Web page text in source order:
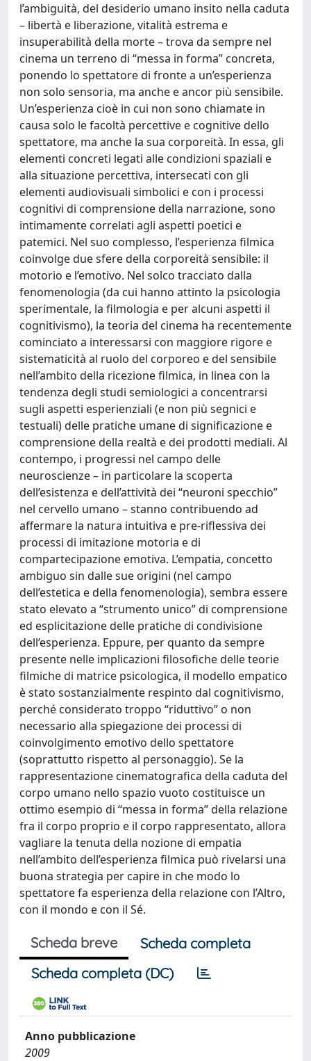
l’ambiguità, del desiderio umano insito nella caduta
– libertà e liberazione, vitalità estrema e
insuperabilità della morte – trova da sempre nel
cinema un terreno di “messa in forma” concreta,
ponendo lo spettatore di fronte a un’esperienza
non solo sensoria, ma anche e ancor più sensibile.
Un’esperienza cioè in cui non sono chiamate in
causa solo le facoltà percettive e cognitive dello
spettatore, ma anche la sua corporeità. In essa, gli
elementi concreti legati alle condizioni spaziali e
alla situazione percettiva, intersecati con gli
elementi audiovisuali simbolici e con i processi
cognitivi di comprensione della narrazione, sono
intimamente correlati agli aspetti poetici e
patemici. Nel suo complesso, l’esperienza filmica
coinvolge due sfere della corporeità sensibile: il
motorio e l’emotivo. Nel solco tracciato dalla
fenomenologia (da cui hanno attinto la psicologia
sperimentale, la filmologia e per alcuni aspetti il
cognitivismo), la teoria del cinema ha recentemente
cominciato a interessarsi con maggiore rigore e
sistematicità al ruolo del corporeo e del sensibile
nell’ambito della ricezione filmica, in linea con la
tendenza degli studi semiologici a concentrarsi
sugli aspetti esperienziali (e non più segnici e
testuali) delle pratiche umane di significazione e
comprensione della realtà e dei prodotti mediali. Al
contempo, i progressi nel campo delle
neuroscienze – in particolare la scoperta
dell’esistenza e dell’attività dei “neuroni specchio”
nel cervello umano – stanno contribuendo ad
affermare la natura intuitiva e pre-riflessiva dei
processi di imitazione motoria e di
compartecipazione emotiva. L’empatia, concetto
ambiguo sin dalle sue origini (nel campo
dell’estetica e della fenomenologia), sembra essere
stato elevato a “strumento unico” di comprensione
ed esplicitazione delle pratiche di condivisione
dell’esperienza. Eppure, per quanto da sempre
presente nelle implicazioni filosofiche delle teorie
filmiche di matrice psicologica, il modello empatico
è stato sostanzialmente respinto dal cognitivismo,
perché considerato troppo “riduttivo” o non
necessario alla spiegazione dei processi di
coinvolgimento emotivo dello spettatore
(soprattutto rispetto al personaggio). Se la
rappresentazione cinematografica della caduta del
corpo umano nello spazio vuoto costituisce un
ottimo esempio di “messa in forma” della relazione
fra il corpo proprio e il corpo rappresentato, allora
vagliare la tenuta della nozione di empatia
nell’ambito dell’esperienza filmica può rivelarsi una
buona strategia per capire in che modo lo
spettatore fa esperienza della relazione con l’Altro,
con il mondo e con il Sé.
Scheda breve
Scheda completa
Scheda completa (DC)
Anno pubblicazione
2009